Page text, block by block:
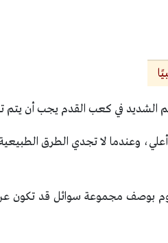
الشديد في كعب القدم يجب أن يتم
وعندما لا تجدي الطرق
بوصف مجموعة سوائل قد تكون